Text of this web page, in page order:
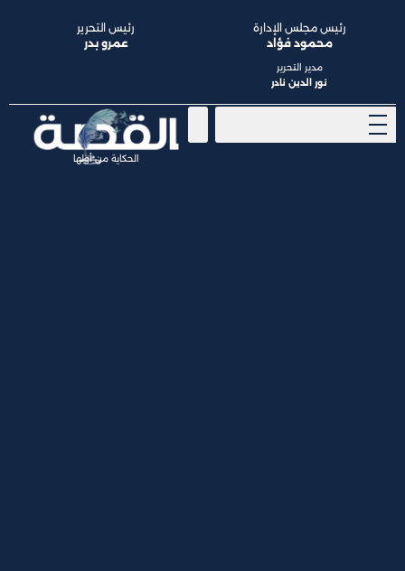
الحكاية من أولها
رئيس مجلس الإدارة
محمود فؤاد
مدير التحرير
نور الدين نادر
رئيس التحرير
عمرو بدر